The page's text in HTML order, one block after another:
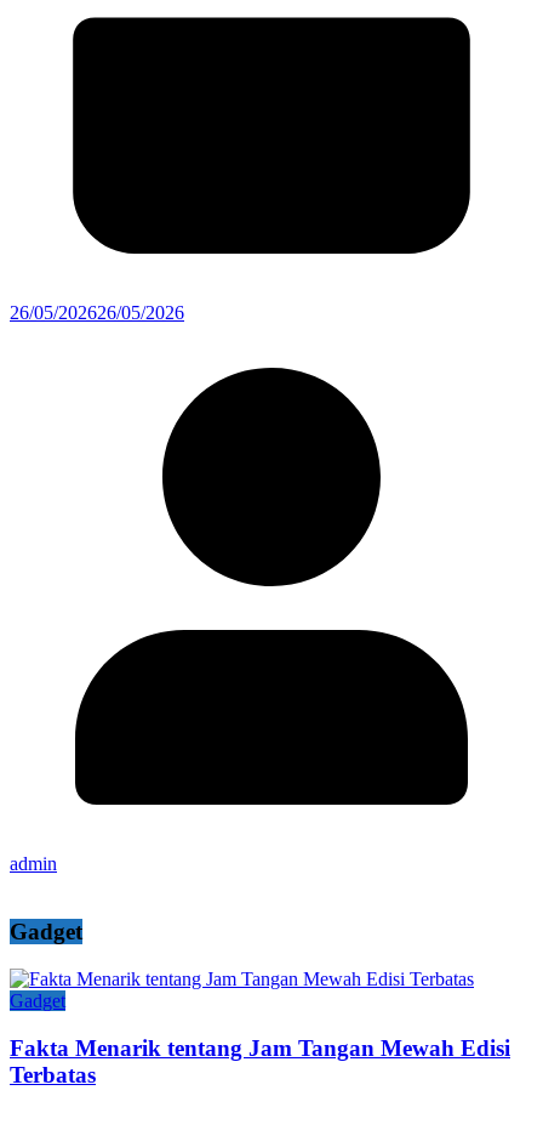
26/05/202626/05/2026
admin
Gadget
Gadget
Fakta Menarik tentang Jam Tangan Mewah Edisi
Terbatas